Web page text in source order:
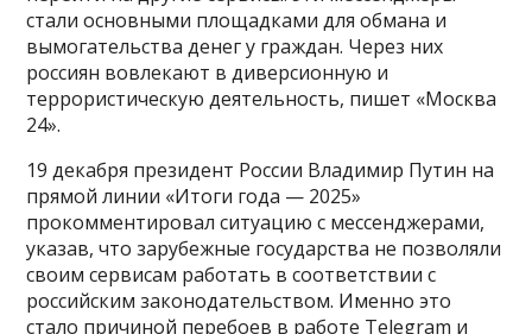
стали основными площадками для обмана и
вымогательства денег у граждан. Через них
россиян вовлекают в диверсионную и
террористическую деятельность, пишет «Москва
24».
19 декабря президент России Владимир Путин на
прямой линии «Итоги года — 2025»
прокомментировал ситуацию с мессенджерами,
указав, что зарубежные государства не позволяли
своим сервисам работать в соответствии с
российским законодательством. Именно это
стало причиной перебоев в работе Telegram и